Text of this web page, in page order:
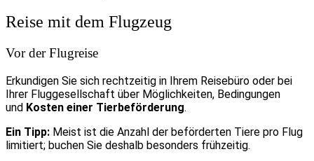
Reise mit dem Flugzeug
Vor der Flugreise
Erkundigen Sie sich rechtzeitig in Ihrem Reisebüro oder bei
Ihrer Fluggesellschaft über Möglichkeiten, Bedingungen
und Kosten einer Tierbeförderung.
Ein Tipp: Meist ist die Anzahl der beförderten Tiere pro Flug
limitiert; buchen Sie deshalb besonders frühzeitig.